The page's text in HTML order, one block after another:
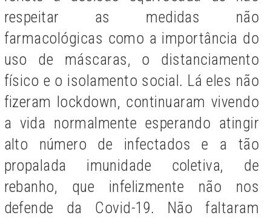
respeitar as medidas não
farmacológicas como a importância do
uso de máscaras, o distanciamento
físico e o isolamento social. Lá eles não
fizeram lockdown, continuaram vivendo
a vida normalmente esperando atingir
alto número de infectados e a tão
propalada imunidade coletiva, de
rebanho, que infelizmente não nos
defende da Covid-19. Não faltaram